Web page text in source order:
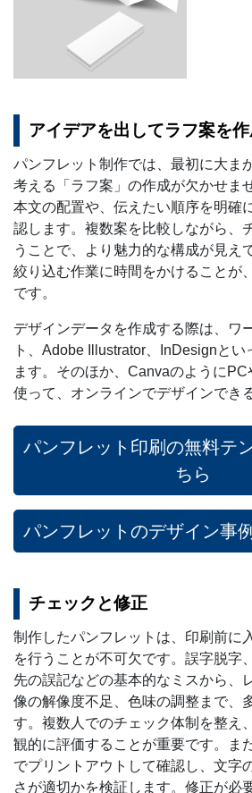
アイデアを出してラフ案を
パンフレット制作では、最初に大ま
考える「ラフ案」の作成が欠かせま
本文の配置や、伝えたい順序を明確
認します。複数案を比較しながら、
うことで、より魅力的な構成が見え
絞り込む作業に時間をかけることが
です。
デザインデータを作成する際は、ワ
ト、Adobe Illustrator、InDesignとい
ます。そのほか、Canvaのように
使って、オンラインでデザインでき
パンフレット印刷の無料テ
ちら
パンフレットのデザイン事
チェックと修正
制作したパンフレットは、印刷前に
を行うことが不可欠です。誤字脱字
先の誤記などの基本的なミスから、
像の解像度不足、色味の調整まで、
す。複数人でのチェック体制を整え
観的に評価することが重要です。ま
でプリントアウトして確認し、文字
さが適切かを検証します。修正が必